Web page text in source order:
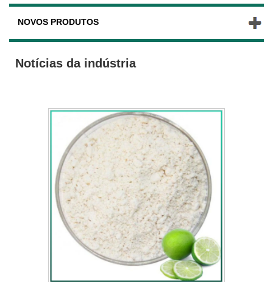
NOVOS PRODUTOS
Notícias da indústria